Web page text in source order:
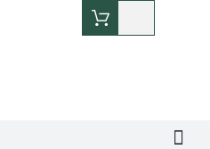
košík